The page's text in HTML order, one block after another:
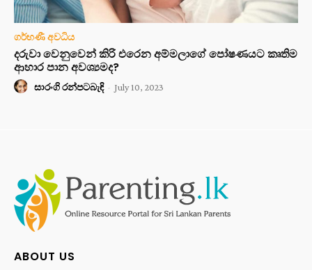
ගර්භණී අවධිය
දරුවා වෙනුවෙන් කිරි එරෙන අම්මලාගේ පෝෂණයට කෘතිම
ආහාර පාන අවශ්‍යමද?
සාරංගි රන්පටබැඳි - July 10, 2023
ABOUT US